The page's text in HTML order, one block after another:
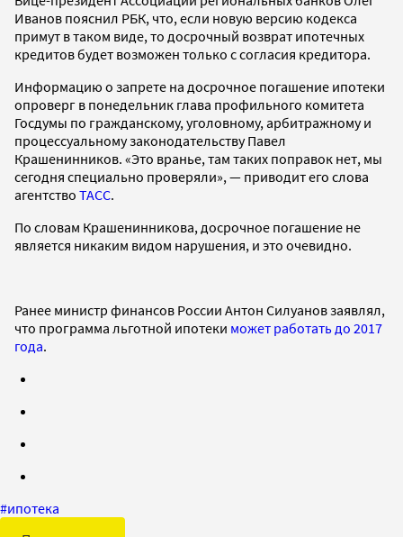
Иванов пояснил РБК, что, если новую версию кодекса
примут в таком виде, то досрочный возврат ипотечных
кредитов будет возможен только с согласия кредитора.
Информацию о запрете на досрочное погашение ипотеки
опроверг в понедельник глава профильного комитета
Госдумы по гражданскому, уголовному, арбитражному и
процессуальному законодательству Павел
Крашенинников. «Это вранье, там таких поправок нет, мы
сегодня специально проверяли», — приводит его слова
агентство ТАСС.
По словам Крашенинникова, досрочное погашение не
является никаким видом нарушения, и это очевидно.
Ранее министр финансов России Антон Силуанов заявлял,
что программа льготной ипотеки может работать до 2017
года.
#ипотека